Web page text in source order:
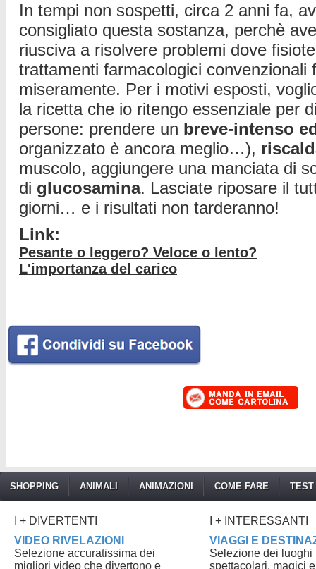
In tempi non sospetti, circa 2 anni fa,
consigliato questa sostanza, perchè
riusciva a risolvere problemi dove
trattamenti farmacologici convenzionali
miseramente. Per i motivi esposti,
la ricetta che io ritengo essenziale per
persone: prendere un breve-intenso
organizzato è ancora meglio…),
muscolo, aggiungere una manciata di
di glucosamina. Lasciate riposare il
giorni… e i risultati non tarderanno!
Link:
Pesante o leggero? Veloce o lento?
L'importanza del carico
SHOPPING ANIMALI ANIMAZIONI COME FARE TEST
I + DIVERTENTI
VIDEO RIVELAZIONI
Selezione accuratissima dei
migliori video che divertono e
I + INTERESSANTI
VIAGGI E
Selezione dei
spettacolari, magici